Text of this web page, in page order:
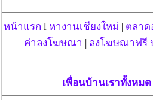
หน้าแรก l หางานเชียงใหม่ | ตลา
ค่าลงโฆษณา | ลงโฆษณาฟรี
เพื่อนบ้านเราทั้งหม